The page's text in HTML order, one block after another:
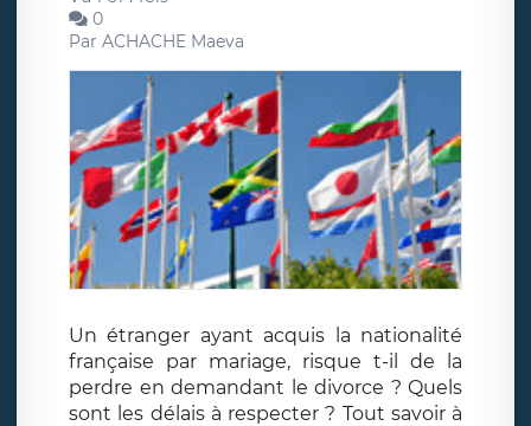
0
Par ACHACHE Maeva
Un étranger ayant acquis la nationalité
française par mariage, risque t-il de la
perdre en demandant le divorce ? Quels
sont les délais à respecter ? Tout savoir à